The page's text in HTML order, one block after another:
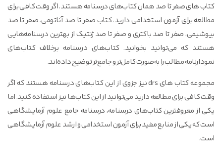
کتاب های صفر تا صد همان کتاب‌های درسنامه هستند. اگر وقت کافی برای
مطالعه برای آزمون استخدامی دارید، کتاب صفر تا صد آناتومی، صفر تا صد
بیوشیمی، صفر تا صد باکتری و صفر تا صد ژنتیک از بهترین درسنامه‌هایی
هستند که می‌توانید بخوانید. کتاب‌های درسنامه برخلاف کتاب‌های
نمودارنامه مطالب را به‌صورت کامل‌تر و جامع‌تر توضیح داده‌اند.
مجموعه کتاب های drs نیز جزوی از این کتاب‌های درسنامه هستند که اگر
وقت کافی برای مطالعه دارید می‌توانید از این کتاب‌ها نیز استفاده کنید. اما
یکی از معروفترین کتاب‌های درسنامه، درسنامه جامع علوم آزمایشگاهی
است که یکی از منابع مفید برای آزمون استخدامی و ارشد علوم آزمایشگاهی
است.